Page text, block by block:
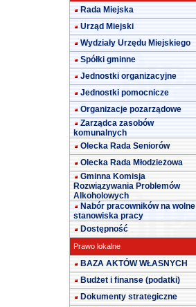
Rada Miejska
Urząd Miejski
Wydziały Urzędu Miejskiego
Spółki gminne
Jednostki organizacyjne
Jednostki pomocnicze
Organizacje pozarządowe
Zarządca zasobów
komunalnych
Olecka Rada Seniorów
Olecka Rada Młodzieżowa
Gminna Komisja
Rozwiązywania Problemów
Alkoholowych
Nabór pracowników na wolne
stanowiska pracy
Dostępność
Prawo lokalne
BAZA AKTÓW WŁASNYCH
Budżet i finanse (podatki)
Dokumenty strategiczne